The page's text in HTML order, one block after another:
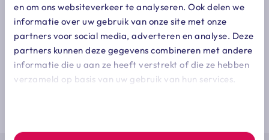
en om ons websiteverkeer te analyseren. Ook delen we
informatie over uw gebruik van onze site met onze
partners voor social media, adverteren en analyse. Deze
partners kunnen deze gegevens combineren met andere
informatie die u aan ze heeft verstrekt of die ze hebben
verzameld op basis van uw gebruik van hun services.